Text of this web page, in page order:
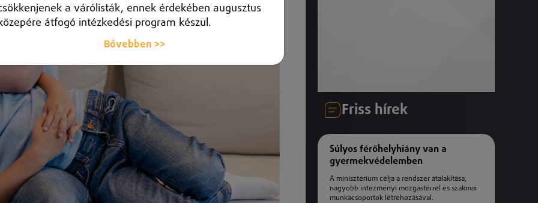
Friss hírek
Súlyos férőhelyhiány van a
gyermekvédelemben
A minisztérium célja a rendszer átalakítása,
nagyobb intézményi mozgástérrel és szakmai
munkacsoportok létrehozásával.
a várólisták, ennek érdekében augusztus
közepére átfogó intézkedési program készül.
Bővebben >>